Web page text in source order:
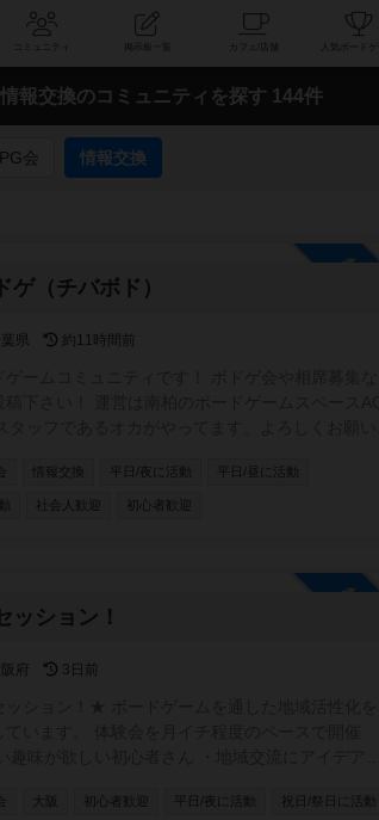
コミュニティ
報交換のコミュニティを探す 144件
会 情報交換
ゲ（チバボド）
葉県 約11時間前
情報交換 平日/夜に活動 平日/昼に活動
社会人歓迎 初心者歓迎
ッション！
府 3日前
ーが欲しいクリエーターさん お気軽にご参加くだ
大阪 初心者歓迎 平日/夜に活動 祝日/祭日に活動